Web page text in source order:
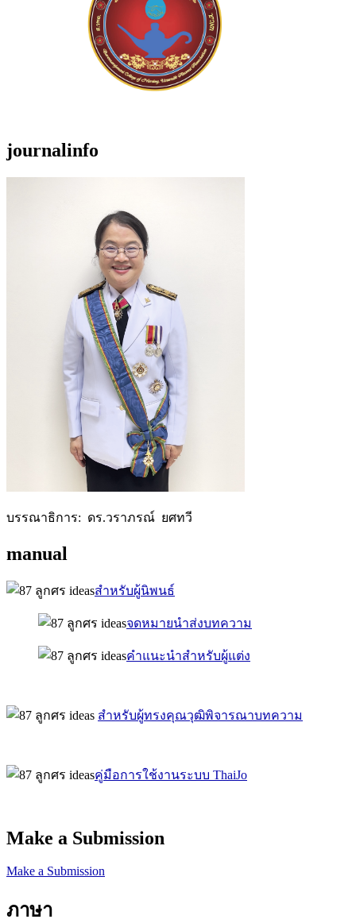
journalinfo
บรรณาธิการ: ดร.วราภรณ์ ยศทวี
manual
สำหรับผู้นิพนธ์
จดหมายนำส่งบทความ
คำแนะนำสำหรับผู้แต่ง
สำหรับผู้ทรงคุณวุฒิพิจารณาบทความ
คู่มือการใช้งานระบบ ThaiJo
Make a Submission
Make a Submission
ภาษา